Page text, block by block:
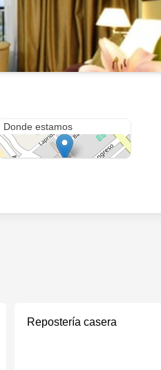
Donde estamos
Repostería casera